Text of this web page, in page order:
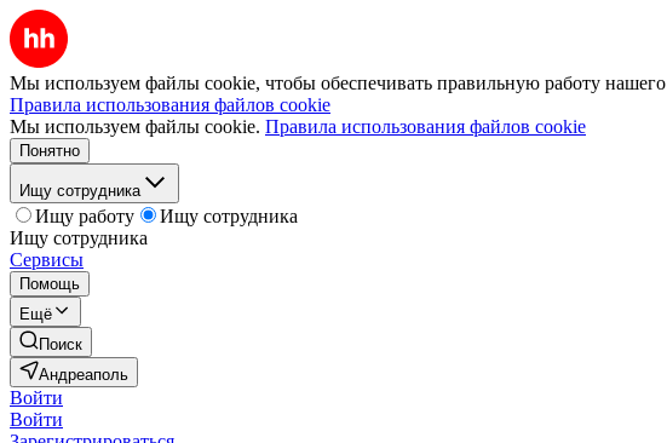
Мы используем файлы cookie, чтобы обеспечивать правильную работу нашего
Правила использования файлов cookie
Мы используем файлы cookie. Правила использования файлов cookie
Понятно
Ищу сотрудника
Ищу работу
Ищу сотрудника
Ищу сотрудника
Сервисы
Помощь
Ещё
Поиск
Андреаполь
Войти
Войти